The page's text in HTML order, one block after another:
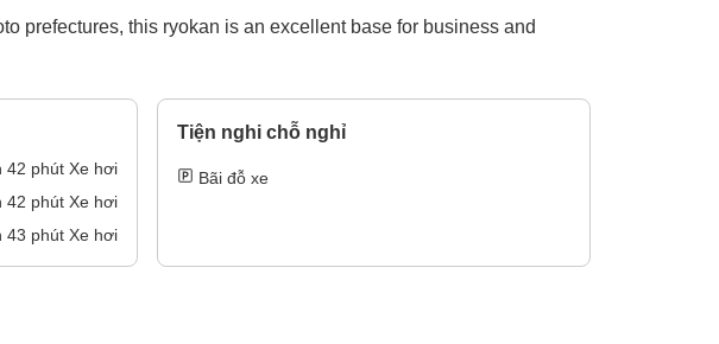
prefectures, this ryokan is an excellent base for business and
42 phút Xe hơi
42 phút Xe hơi
43 phút Xe hơi
Tiện nghi chỗ nghỉ
Bãi đỗ xe